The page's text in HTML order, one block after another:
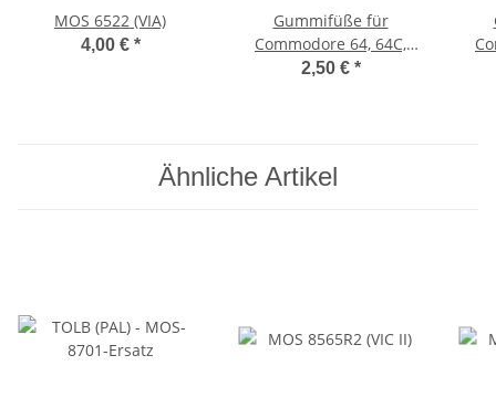
MOS 6522 (VIA)
4,00 € *
Gummifüße für
Commodore 64, 64C,
128, 16, 116, Plus/4, VC
2,50 € *
Ähnliche Artikel